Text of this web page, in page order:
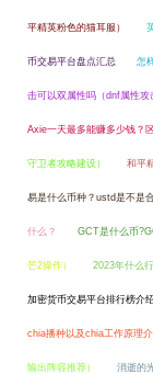
平精英粉色的猫耳服）
币交易平台盘点汇总 怎
击可以双属性吗（dnf属性攻
Axie一天最多能赚多少钱？
守卫者攻略建设） 和平
易是什么币种？ustd是不是
什么？ GCT是什么币
芒2操作） 2023年什么
加密货币交易平台排行榜介
chia播种以及chia工作原理介
输出阵容推荐） 消逝的